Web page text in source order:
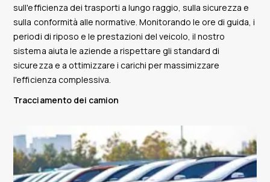
sull'efficienza dei trasporti a lungo raggio, sulla sicurezza e
sulla conformità alle normative. Monitorando le ore di guida, i
periodi di riposo e le prestazioni del veicolo, il nostro
sistema aiuta le aziende a rispettare gli standard di
sicurezza e a ottimizzare i carichi per massimizzare
l'efficienza complessiva.
Tracciamento dei camion